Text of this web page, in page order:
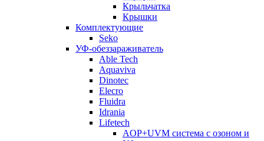
Крыльчатка
Крышки
Комплектующие
Seko
УФ-обеззараживатель
Able Tech
Aquaviva
Dinotec
Elecro
Fluidra
Idrania
Lifetech
AOP+UVM система с озоном и